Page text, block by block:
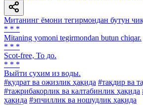
Митанинг ёмони тегирмондан бутун
* * *
Mitaning yomoni tegirmondan butun chiqar.
* * *
Scot-free, То до.
* * *
Выйти сухим из воды.
#қудрат ва ожизлик ҳақида #тақдир ва
#тажрибакорлик ва калтабинлик ҳақида
ҳақида #эпчиллик ва ношудлик ҳақида